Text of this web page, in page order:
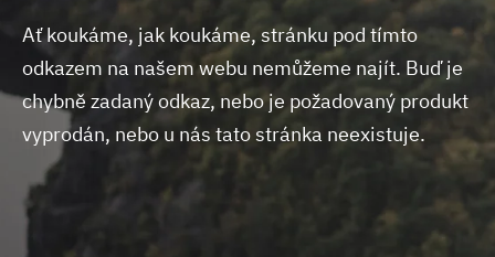
Ať koukáme, jak koukáme, stránku pod tímto
odkazem na našem webu nemůžeme najít. Buď je
chybně zadaný odkaz, nebo je požadovaný produkt
vyprodán, nebo u nás tato stránka neexistuje.